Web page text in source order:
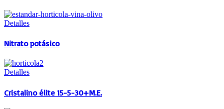
Detalles
Nitrato potásico
Detalles
Cristalino élite 15-5-30+M.E.